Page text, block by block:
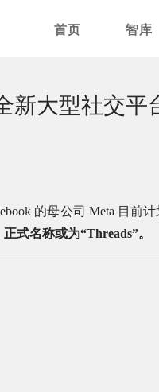
首页 智库
新大型社交平
的母公司 Meta 目前
式名称或为“Threads”。